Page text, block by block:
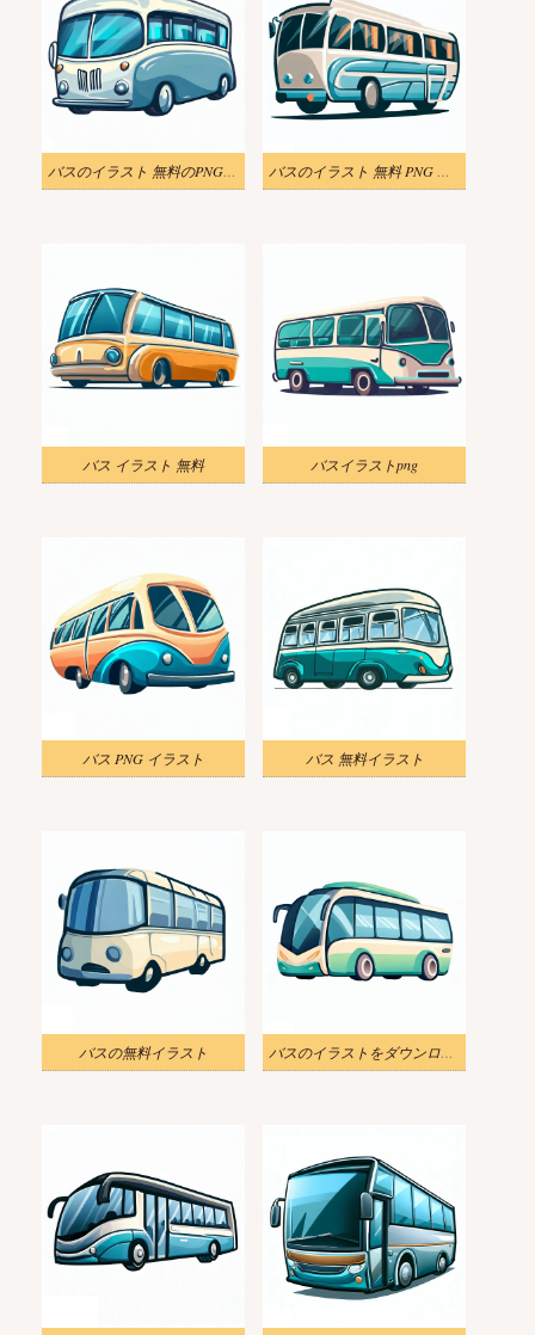
バスのイラスト 無料のPNG画像 バスのイラスト 無料 PNG 画像
バス イラスト 無料 バスイラストpng
バス PNG イラスト バス 無料イラスト
バスの無料イラスト バスのイラストをダウンロード